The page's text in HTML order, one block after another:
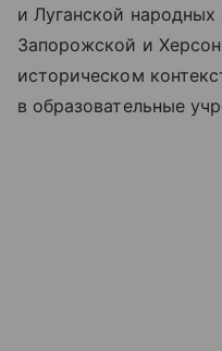
и Луганской
Запорожской и
историческом
в образовательные